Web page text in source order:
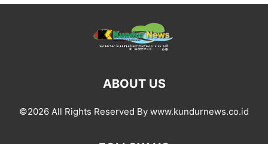
ABOUT US
©2026 All Rights Reserved By www.kundurnews.co.id